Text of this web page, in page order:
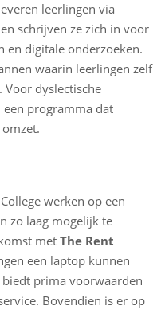
leerlingen via
schrijven ze zich in voor
en digitale onderzoeken.
waarin leerlingen zelf
dyslectische
een programma dat
werken op een
zo laag mogelijk te
met The Rent
een laptop kunnen
prima voorwaarden
Bovendien is er op